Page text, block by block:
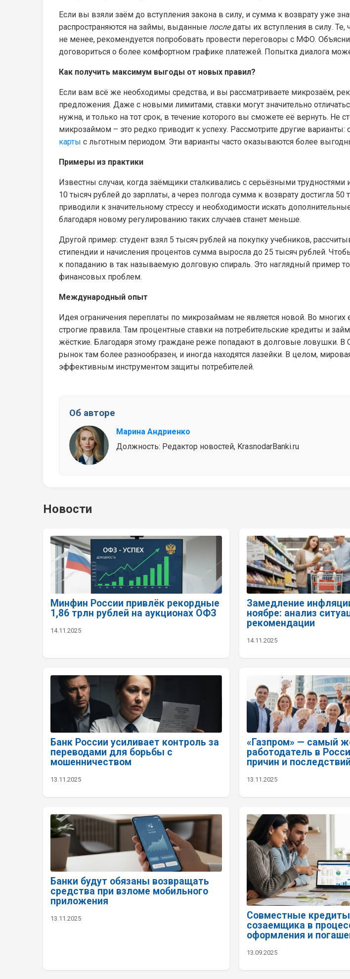
Если вы взяли заём до вступления закона в силу, и сумма к возврату уже
распространяются на займы, выданные последаты их вступления в силу.
не менее, рекомендуется попробовать провести переговоры с МФО.
договориться о более комфортном графике платежей. Попытка диалога
Как получить максимум выгоды от новых правил?
Если вам всё же необходимы средства, и вы рассматриваете микрозаём,
предложения. Даже с новыми лимитами, ставки могут значительно
нужна, и только на тот срок, в течение которого вы сможете её вернуть.
микрозаймом – это редко приводит к успеху. Рассмотрите другие
карты с льготным периодом. Эти варианты часто оказываются более
Примеры из практики
Известны случаи, когда заёмщики сталкивались с серьёзными
10 тысяч рублей до зарплаты, а через полгода сумма к возврату достигла
приводили к значительному стрессу и необходимости искать
благодаря новому регулированию таких случаев станет меньше.
Другой пример: студент взял 5 тысяч рублей на покупку учебников,
стипендии и начисления процентов сумма выросла до 25 тысяч рублей.
к попаданию в так называемую долговую спираль. Это наглядный пример
финансовых проблем.
Международный опыт
Идея ограничения переплаты по микрозаймам не является новой. Во
строгие правила. Там процентные ставки на потребительские кредиты и
жёсткие. Благодаря этому граждане реже попадают в долговые ловушки. В
рынок там более разнообразен, и иногда находятся лазейки. В целом,
эффективным инструментом защиты потребителей.
Об авторе
Марина Андриенко
Должность: Редактор новостей, KrasnodarBanki.ru
Новости
Минфин России привлёк рекордные
1,86 трлн рублей на аукционах ОФЗ
14.11.2025
Замедление
ноябре: анализ
рекомендации
14.11.2025
Банк России усиливает контроль за
переводами для борьбы с
мошенничеством
13.11.2025
«Газпром» — самый
работодатель в
причин и последствий
13.11.2025
Банки будут обязаны возвращать
средства при взломе мобильного
приложения
13.11.2025
Совместные
созаемщика в
оформления и
13.09.2025